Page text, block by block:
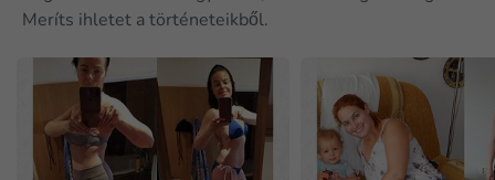
Meríts ihletet a történeteikből.